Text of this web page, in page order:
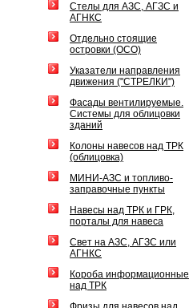
Стелы для АЗС, АГЗС и
АГНКС
Отдельно стоящие
островки (ОСО)
Указатели направления
движения ("СТРЕЛКИ")
Фасады вентилируемые.
Системы для облицовки
зданий
Колоны навесов над ТРК
(облицовка)
МИНИ-АЗС и топливо-
заправочные пункты
Навесы над ТРК и ГРК,
порталы для навеса
Свет на АЗС, АГЗС или
АГНКС
Короба информационные
над ТРК